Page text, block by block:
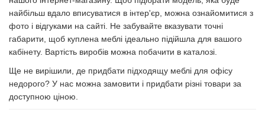
найбільш вдало вписуватися в інтер'єр, можна ознайомитися з
фото і відгуками на сайті. Не забувайте вказувати точні
габарити, щоб куплена меблі ідеально підійшла для вашого
кабінету. Вартість виробів можна побачити в каталозі.
Ще не вирішили, де придбати підходящу меблі для офісу
недорого? У нас можна замовити і придбати різні товари за
доступною ціною.